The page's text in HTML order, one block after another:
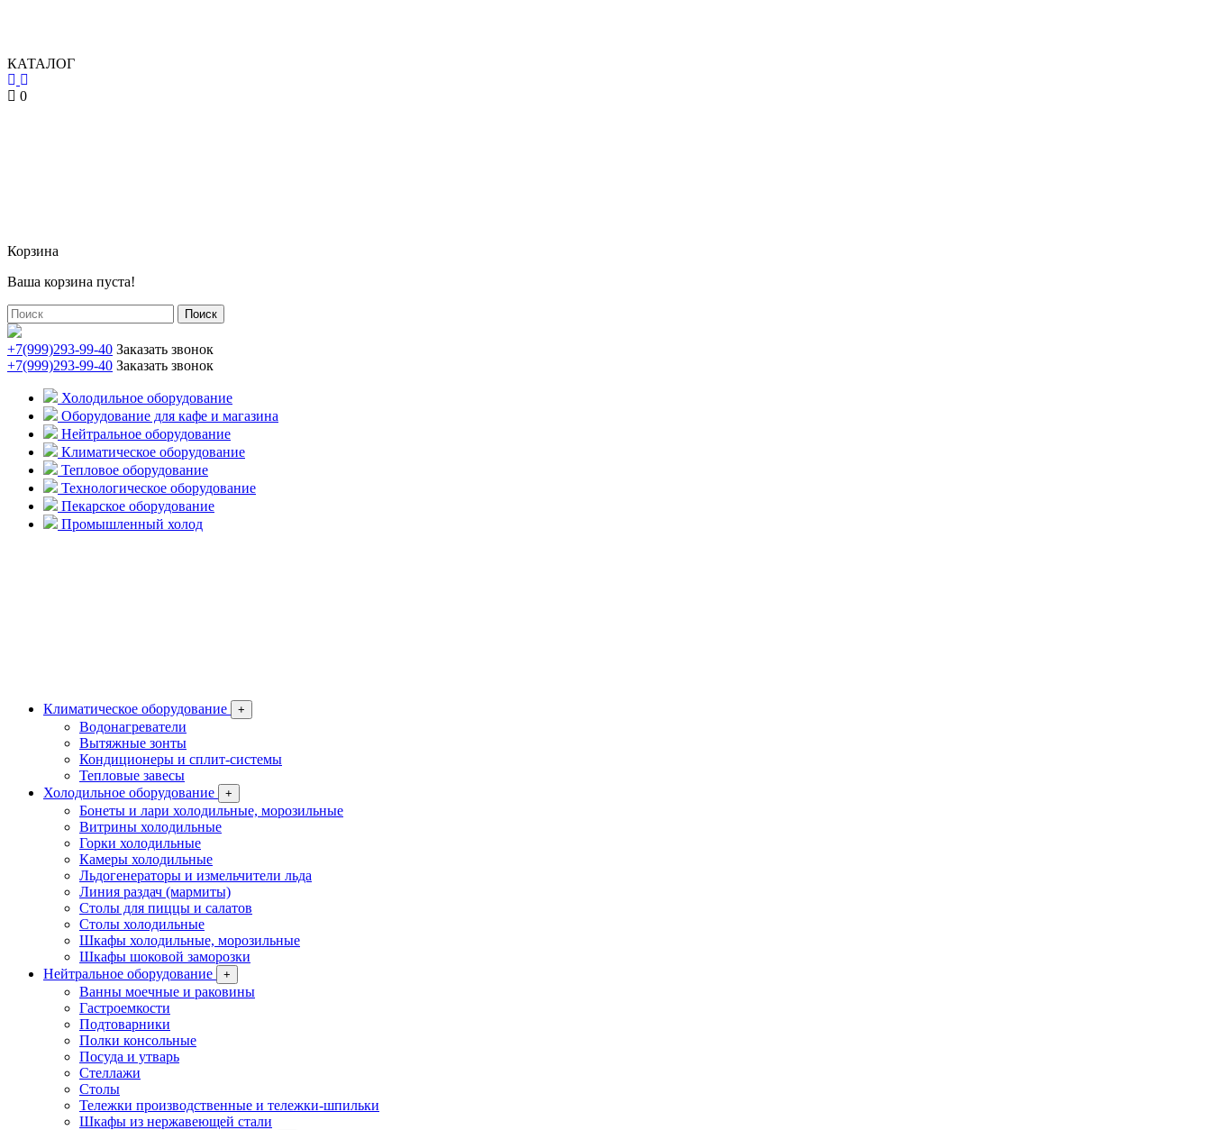
КАТАЛОГ
0
Корзина
Ваша корзина пуста!
Поиск
+7(999)293-99-40 Заказать звонок
+7(999)293-99-40 Заказать звонок
Холодильное оборудование
Оборудование для кафе и магазина
Нейтральное оборудование
Климатическое оборудование
Тепловое оборудование
Технологическое оборудование
Пекарское оборудование
Промышленный холод
Климатическое оборудование +
Водонагреватели
Вытяжные зонты
Кондиционеры и сплит-системы
Тепловые завесы
Холодильное оборудование
+
Бонеты и лари холодильные, морозильные
Витрины холодильные
Горки холодильные
Камеры холодильные
Льдогенераторы и измельчители льда
Линия раздач (мармиты)
Столы для пиццы и салатов
Столы холодильные
Шкафы холодильные, морозильные
Шкафы шоковой заморозки
Нейтральное оборудование
+
Ванны моечные и раковины
Гастроемкости
Подтоварники
Полки консольные
Посуда и утварь
Стеллажи
Столы
Тележки производственные и тележки-шпильки
Шкафы из нержавеющей стали